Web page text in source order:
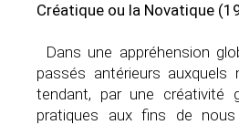
Créatique ou la Novatique
Dans une appréhension
passés antérieurs
tendant, par une créativité
pratiques aux fins de